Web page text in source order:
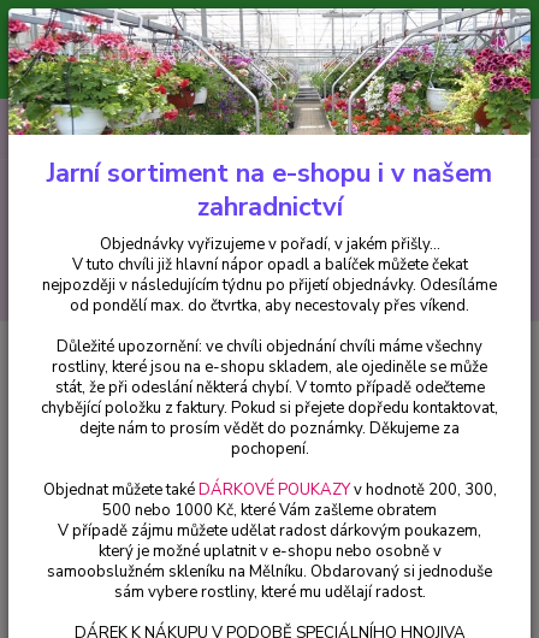
Minimální hodnota pro odeslání z e-shopu je 300 Kč.
V tuto chvíli již hlavní nápor objednávek opadl a balíček můžete čekat
nejpozději v následujícím týdnu po přijetí objednávky. Objednávky
vyřizujeme v pořadí, v jakém přišly...
CZK
Hledat
+420 602 223 614 0ks
za0 Kč
Trvalky
Astra podzimní (Aster Dumosus)- růžová - cena za kus v
3-kusovém balení
Astra podzimní (Aster Dumosus)-
růžová - cena za kus v 3-kusovém
balení
Jarní sortiment na e-shopu i v našem
zahradnictví
Objednávky vyřizujeme v pořadí, v jakém přišly...
V tuto chvíli již hlavní nápor opadl a balíček můžete čekat
nejpozději v následujícím týdnu po přijetí objednávky. Odesíláme
od pondělí max. do čtvrtka, aby necestovaly přes víkend.
Důležité upozornění: ve chvíli objednání chvíli máme všechny
rostliny, které jsou na e-shopu skladem, ale ojediněle se může
stát, že při odeslání některá chybí. V tomto případě odečteme
chybějící položku z faktury. Pokud si přejete dopředu kontaktovat,
dejte nám to prosím vědět do poznámky. Děkujeme za
pochopení.
Objednat můžete takéDÁRKOVÉ POUKAZYv hodnotě 200, 300,
500 nebo 1000 Kč, které Vám zašleme obratem
V případě zájmu můžete udělat radost dárkovým poukazem,
který je možné uplatnit v e-shopu nebo osobně v
samoobslužném skleníku na Mělníku. Obdarovaný si jednoduše
sám vybere rostliny, které mu udělají radost.
DÁREK K NÁKUPU V PODOBĚ SPECIÁLNÍHO HNOJIVA